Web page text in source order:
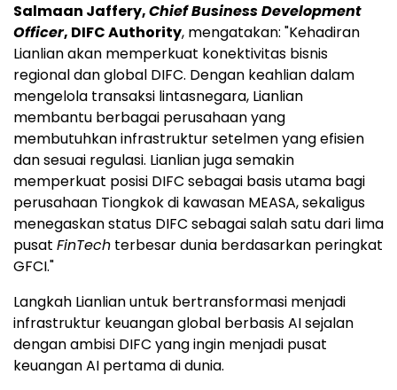
Salmaan Jaffery,Chief Business Development
Officer, DIFC Authority, mengatakan: "Kehadiran
Lianlian akan memperkuat konektivitas bisnis
regional dan global DIFC. Dengan keahlian dalam
mengelola transaksi lintasnegara, Lianlian
membantu berbagai perusahaan yang
membutuhkan infrastruktur setelmen yang efisien
dan sesuai regulasi. Lianlian juga semakin
memperkuat posisi DIFC sebagai basis utama bagi
perusahaan Tiongkok di kawasan MEASA, sekaligus
menegaskan status DIFC sebagai salah satu dari lima
pusat FinTech terbesar dunia berdasarkan peringkat
GFCI."
Langkah Lianlian untuk bertransformasi menjadi
infrastruktur keuangan global berbasis AI sejalan
dengan ambisi DIFC yang ingin menjadi pusat
keuangan AI pertama di dunia.